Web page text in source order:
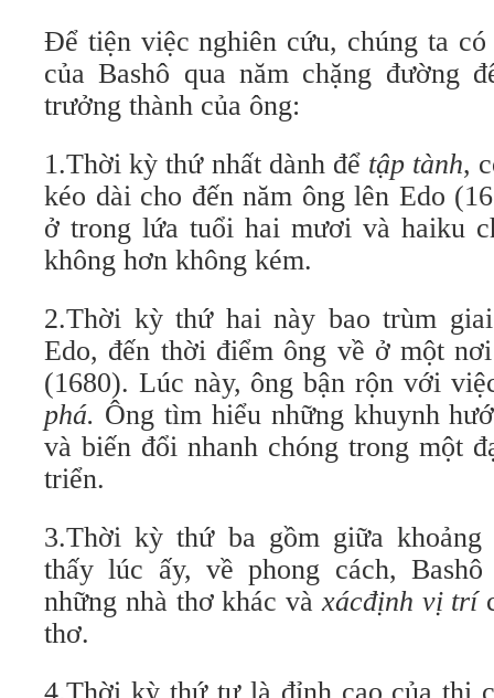
Để tiện việc nghiên cứu, chúng ta
của Bashô qua năm chặng đường
trưởng thành của ông:
1.Thời kỳ thứ nhất dành để tập tành,
kéo dài cho đến năm ông lên Edo
ở trong lứa tuổi hai mươi và haiku
không hơn không kém.
2.Thời kỳ thứ hai này bao trùm
Edo, đến thời điểm ông về ở một
(1680). Lúc này, ông bận rộn với
phá. Ông tìm hiểu những khuynh
và biến đổi nhanh chóng trong một
triển.
3.Thời kỳ thứ ba gồm giữa khoảng
thấy lúc ấy, về phong cách,
những nhà thơ khác vàxácđịnh vị trí
thơ.